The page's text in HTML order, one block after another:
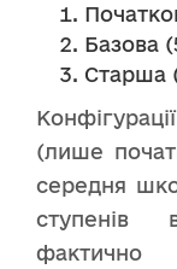
Базова
Старша
(лише
середня
ступенів